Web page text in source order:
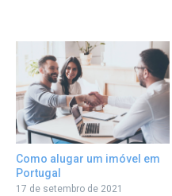
Como alugar um imóvel em
Portugal
17 de setembro de 2021